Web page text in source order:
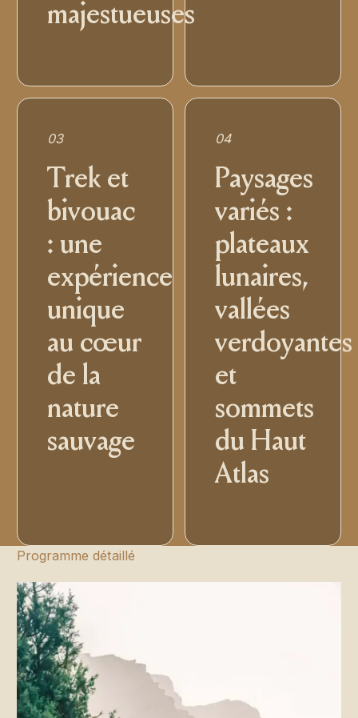
majestueuses
03
Trek et
bivouac
: une
expérience
unique
au cœur
de la
nature
sauvage
04
Paysages
variés :
plateaux
lunaires,
vallées
verdoyantes
et
sommets
du Haut
Atlas
Programme détaillé